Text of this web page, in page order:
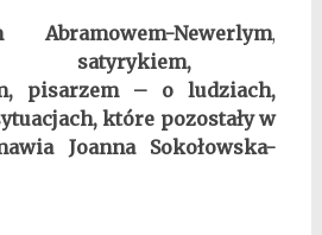
Abramowem-Newerlym,
satyrykiem,
pisarzem – o ludziach,
które pozostały w
Joanna Sokołowska-